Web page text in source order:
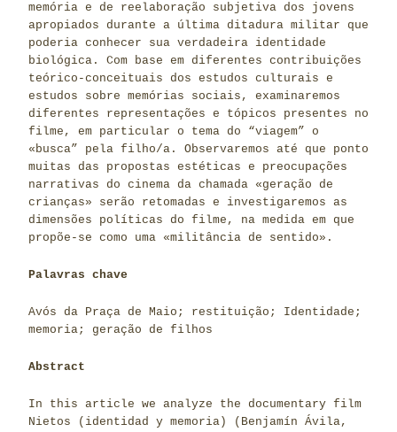
memória e de reelaboração subjetiva dos jovens
apropiados durante a última ditadura militar que
poderia conhecer sua verdadeira identidade
biológica. Com base em diferentes contribuições
teórico-conceituais dos estudos culturais e
estudos sobre memórias sociais, examinaremos
diferentes representações e tópicos presentes no
filme, em particular o tema do “viagem” o
«busca” pela filho/a. Observaremos até que ponto
muitas das propostas estéticas e preocupações
narrativas do cinema da chamada «geração de
crianças» serão retomadas e investigaremos as
dimensões políticas do filme, na medida em que
propõe-se como uma «militância de sentido».
Palavras chave
Avós da Praça de Maio; restituição; Identidade;
memoria; geração de filhos
Abstract
In this article we analyze the documentary film
Nietos (identidad y memoria) (Benjamín Ávila,